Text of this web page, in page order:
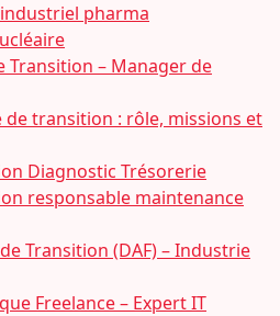
pharma
Transition – Manager de
de transition : rôle, missions et
Diagnostic Trésorerie
responsable maintenance
Transition (DAF) – Industrie
Freelance – Expert IT